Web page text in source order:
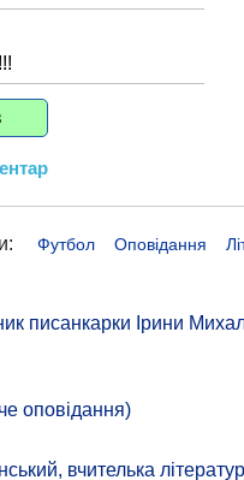
Футбол Оповідання
писанкарки Ірини
оповідання)
вчителька